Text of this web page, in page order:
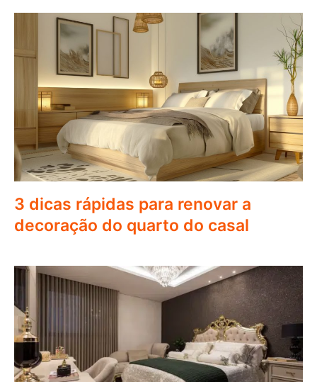
3 dicas rápidas para renovar a
decoração do quarto do casal